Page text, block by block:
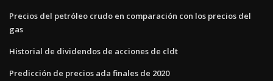
Precios del petróleo crudo en comparación con los precios del
gas
Historial de dividendos de acciones de cldt
Predicción de precios ada finales de 2020